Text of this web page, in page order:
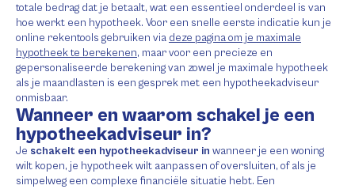
totale bedrag dat je betaalt, wat een essentieel onderdeel is van
hoe werkt een hypotheek. Voor een snelle eerste indicatie kun je
online rekentools gebruiken via deze pagina om je maximale
hypotheek te berekenen, maar voor een precieze en
gepersonaliseerde berekening van zowel je maximale hypotheek
als je maandlasten is een gesprek met een hypotheekadviseur
onmisbaar.
Wanneer en waarom schakel je een
hypotheekadviseur in?
Je schakelt een hypotheekadviseur in wanneer je een woning
wilt kopen, je hypotheek wilt aanpassen of oversluiten, of als je
simpelweg een complexe financiële situatie hebt. Een